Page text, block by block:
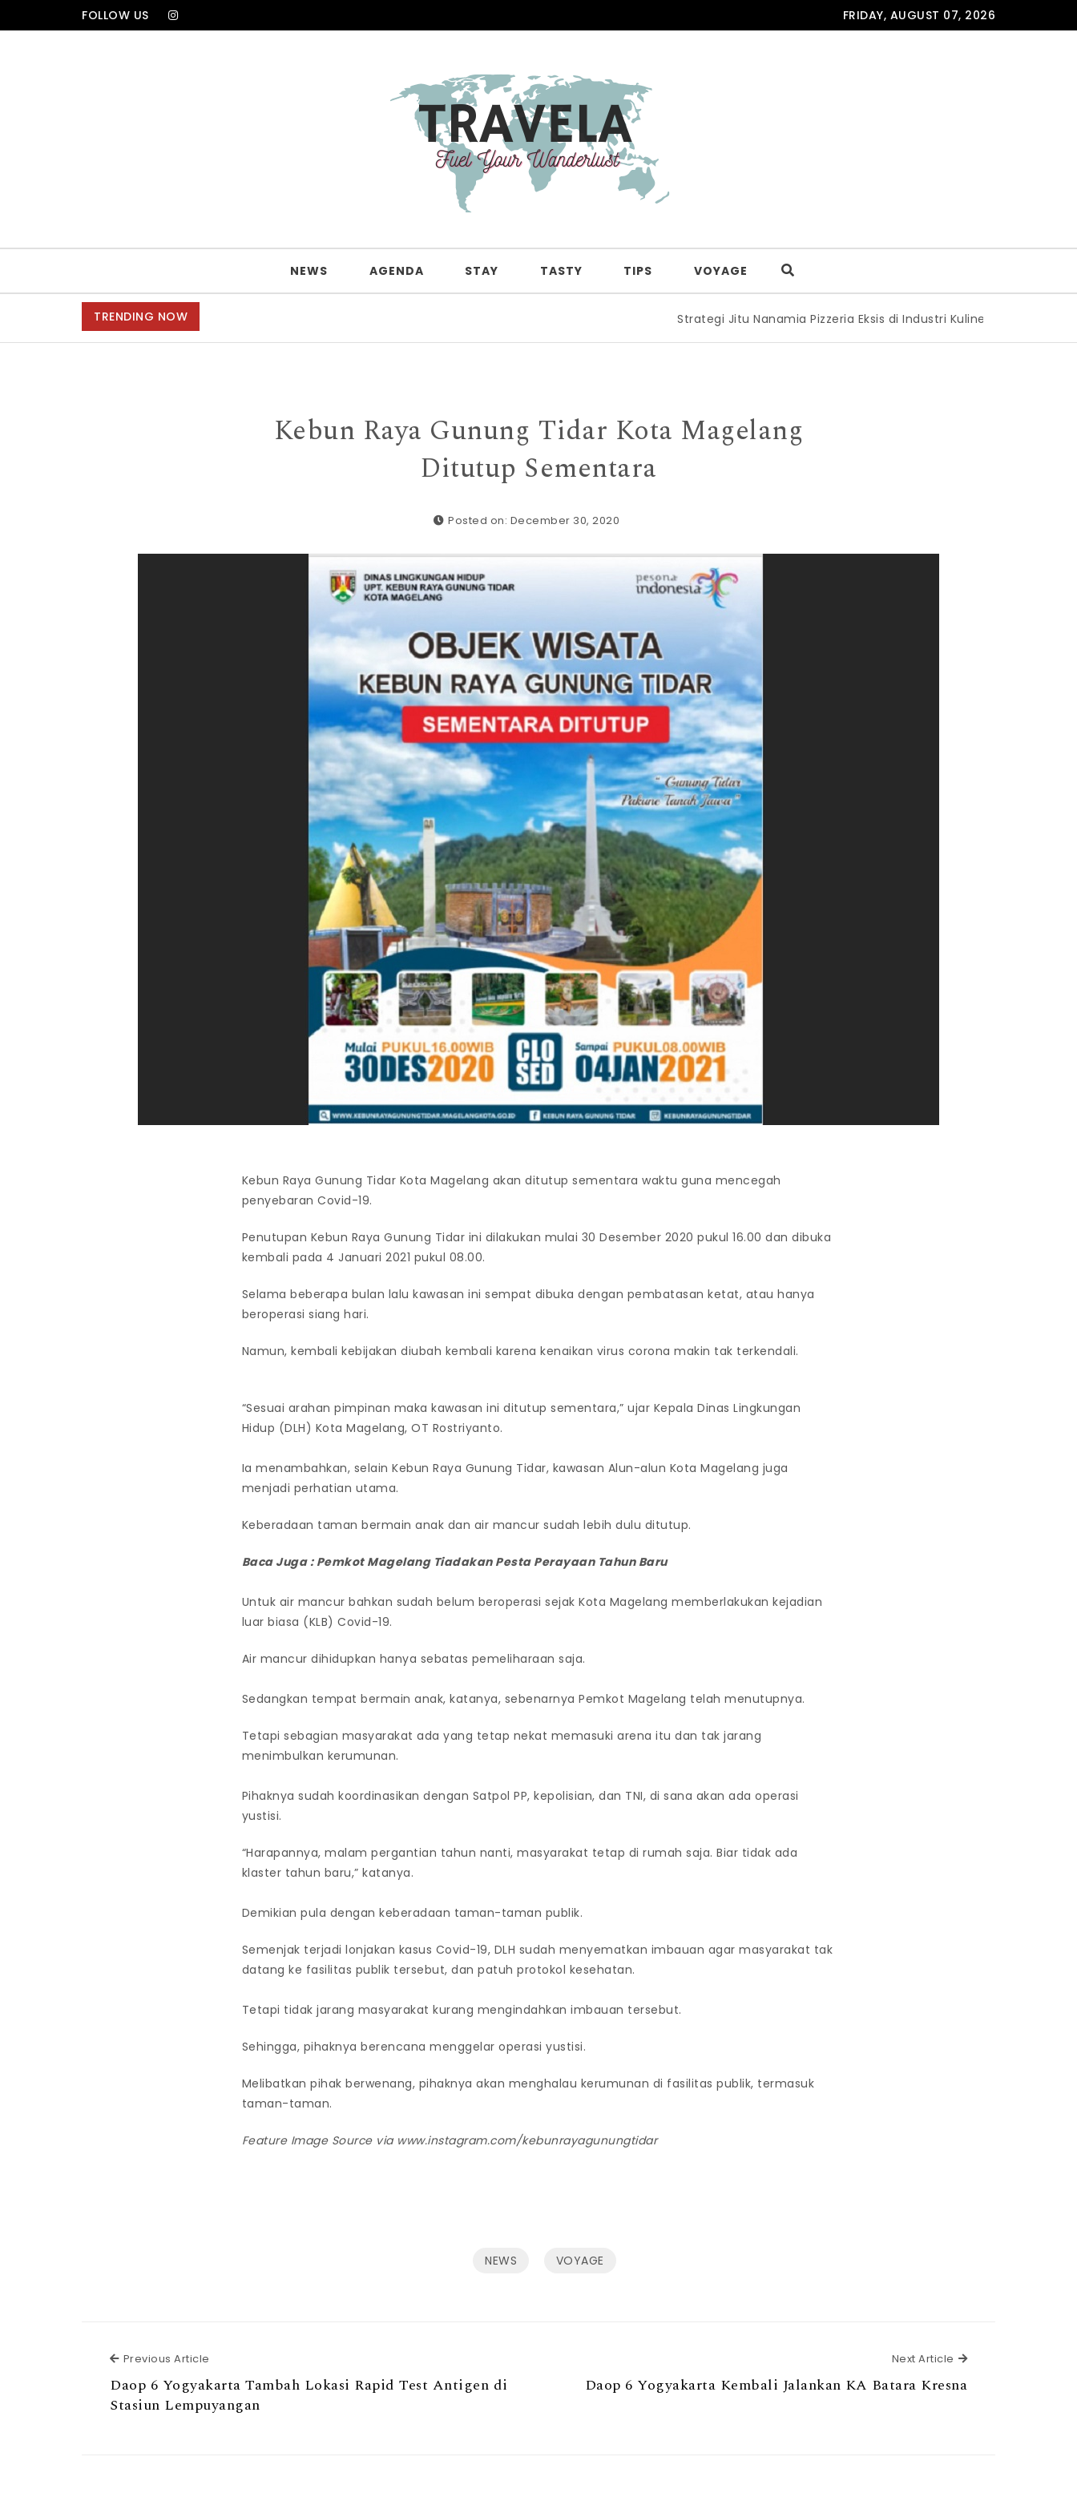
Skip to contentFOLLOW US FRIDAY, AUGUST 07, 2026
NEWS AGENDA STAY TASTY TIPS VOYAGE
TRENDING NOW Strategi Jitu Nanamia Pizzeria Eksis di Industri Kuliner Yogyakarta Selama
Kebun Raya Gunung Tidar Kota Magelang
Ditutup Sementara
Posted on: December 30, 2020
Kebun Raya Gunung Tidar Kota Magelang akan ditutup sementara waktu guna mencegah
penyebaran Covid-19.
Penutupan Kebun Raya Gunung Tidar ini dilakukan mulai 30 Desember 2020 pukul 16.00 dan dibuka
kembali pada 4 Januari 2021 pukul 08.00.
Selama beberapa bulan lalu kawasan ini sempat dibuka dengan pembatasan ketat, atau hanya
beroperasi siang hari.
Namun, kembali kebijakan diubah kembali karena kenaikan virus corona makin tak terkendali.
“Sesuai arahan pimpinan maka kawasan ini ditutup sementara,” ujar Kepala Dinas Lingkungan
Hidup (DLH) Kota Magelang, OT Rostriyanto.
Ia menambahkan, selain Kebun Raya Gunung Tidar, kawasan Alun-alun Kota Magelang juga
menjadi perhatian utama.
Keberadaan taman bermain anak dan air mancur sudah lebih dulu ditutup.
Baca Juga : Pemkot Magelang Tiadakan Pesta Perayaan Tahun Baru
Untuk air mancur bahkan sudah belum beroperasi sejak Kota Magelang memberlakukan kejadian
luar biasa (KLB) Covid-19.
Air mancur dihidupkan hanya sebatas pemeliharaan saja.
Sedangkan tempat bermain anak, katanya, sebenarnya Pemkot Magelang telah menutupnya.
Tetapi sebagian masyarakat ada yang tetap nekat memasuki arena itu dan tak jarang
menimbulkan kerumunan.
Pihaknya sudah koordinasikan dengan Satpol PP, kepolisian, dan TNI, di sana akan ada operasi
yustisi.
“Harapannya, malam pergantian tahun nanti, masyarakat tetap di rumah saja. Biar tidak ada
klaster tahun baru,” katanya.
Demikian pula dengan keberadaan taman-taman publik.
Semenjak terjadi lonjakan kasus Covid-19, DLH sudah menyematkan imbauan agar masyarakat tak
datang ke fasilitas publik tersebut, dan patuh protokol kesehatan.
Tetapi tidak jarang masyarakat kurang mengindahkan imbauan tersebut.
Sehingga, pihaknya berencana menggelar operasi yustisi.
Melibatkan pihak berwenang, pihaknya akan menghalau kerumunan di fasilitas publik, termasuk
taman-taman.
Feature Image Source via www.instagram.com/kebunrayagunungtidar
NEWS VOYAGE
Previous Article
Daop 6 Yogyakarta Tambah Lokasi Rapid Test Antigen di
Stasiun Lempuyangan
Next Article Next Article
Daop 6 Yogyakarta Kembali Jalankan KA Batara Kresna